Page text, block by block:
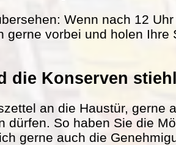
Wenn nach 12
gerne vorbei und holen Ihre
die Konserven
an die Haustür, gerne
dürfen. So haben Sie die
gerne auch die